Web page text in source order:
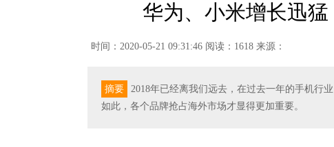
华为、小米增长迅
时间：2020-05-21 09:31:46 阅读：1618 来源：
摘要
2018年已经离我们远去，在过去一年的手机行
如此，各个品牌抢占海外市场才显得更加重要。